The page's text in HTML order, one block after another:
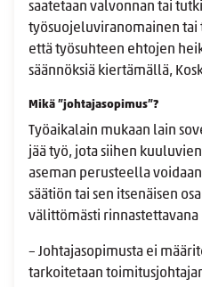
saatetaan valvonnan tai
työsuojeluviranomainen tai
että työsuhteen ehtojen
säännöksiä kiertämällä,
Mikä ”johtajasopimus”?
Työaikalain mukaan lain
jää työ, jota siihen
aseman perusteella
säätiön tai sen itsenäisen
välittömästi rinnastettavana
– Johtajasopimusta ei
tarkoitetaan toimitusjohtajan